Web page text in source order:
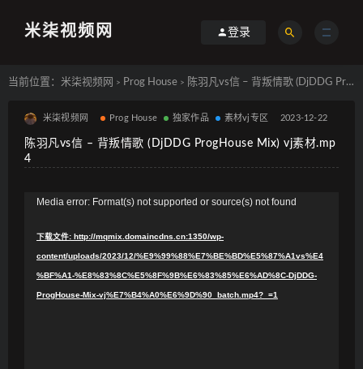
米柒视频网 登录
当前位置： 米柒视频网 > Prog House > 陈羽凡vs信 – 背叛情歌 (DjDDG ProgHouse Mix) vj素材.mp4
米柒视频网 Prog House 独家作品 素材vj专区 2023-12-22
陈羽凡vs信 – 背叛情歌 (DjDDG ProgHouse Mix) vj素材.mp
4
Media error: Format(s) not supported or source(s) not found
下载文件: http://mqmix.domaincdns.cn:1350/wp-
content/uploads/2023/12/%E9%99%88%E7%BE%BD%E5%87%A1vs%E4
%BF%A1-%E8%83%8C%E5%8F%9B%E6%83%85%E6%AD%8C-DjDDG-
ProgHouse-Mix-vj%E7%B4%A0%E6%9D%90_batch.mp4?_=1